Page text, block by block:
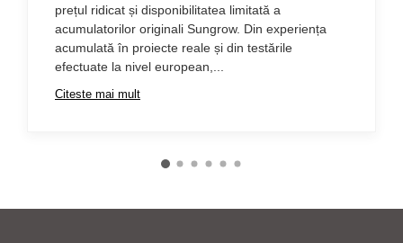
prețul ridicat și disponibilitatea limitată a
acumulatorilor originali Sungrow. Din experiența
acumulată în proiecte reale și din testările
efectuate la nivel european,...
Citeste mai mult